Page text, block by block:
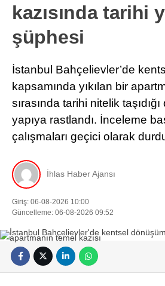
kazısında tarihi
şüphesi
İstanbul Bahçelievler’de
kapsamında yıkılan bir
sırasında tarihi nitelik
yapıya rastlandı. İnceleme
çalışmaları geçici olarak
İhlas Haber Ajansı
Giriş: 06-08-2026 10:00
Güncelleme: 06-08-2026 09:52